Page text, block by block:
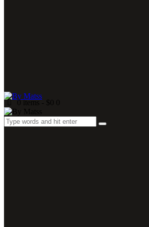
0 items - $0 0